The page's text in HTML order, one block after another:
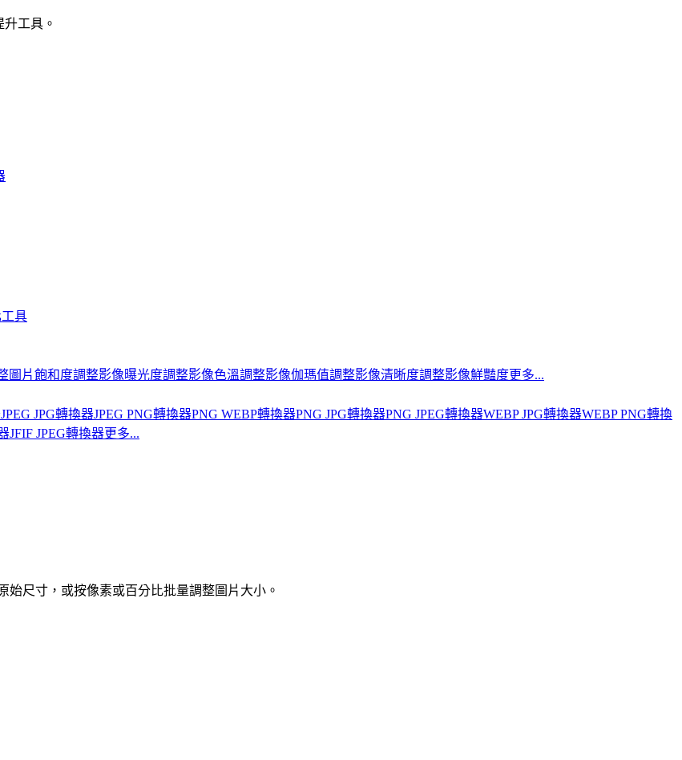
工具。
具
圖片飽和度調整影像曝光度調整影像色溫調整影像伽瑪值調整影像清晰度調整影像鮮豔度更多...
JPEG JPG轉換器JPEG PNG轉換器PNG WEBP轉換器PNG JPG轉換器PNG JPEG轉換器WEBP JPG轉換器WEBP PNG轉換
JFIF JPEG轉換器更多...
始尺寸，或按像素或百分比批量調整圖片大小。